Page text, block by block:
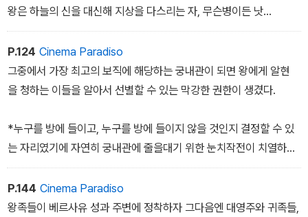
왕은 하늘의 신을 대신해 지상을 다스리는 자, 무슨병이든 낫
게 할 수 있는 무한한 능력을 가진 자이기 때문이었다.
그러나 정작 자신이 죽어갈 때 신 외에는 아무도 그를 구원해줄 수 없
었다.
P.124 Cinema Paradiso
그중에서 가장 최고의 보직에 해당하는 궁내관이 되면 왕에게 알현
을 청하는 이들을 알아서 선별할 수 있는 막강한 권한이 생겼다.
*누구를 방에 들이고, 누구를 방에 들이지 않을 것인지 결정할 수 있
는 자리였기에 자연히 궁내관에 줄을대기 위한 눈치작전이 치열하
게 벌어졌다.
아무리 풍족한 지방 영지가 있다고 한들 왕궁에서 직책을 맡지 못하
P.144 Cinema Paradiso
왕족들이 베르사유 성과 주변에 정착하자 그다음엔 대영주와 귀족들,